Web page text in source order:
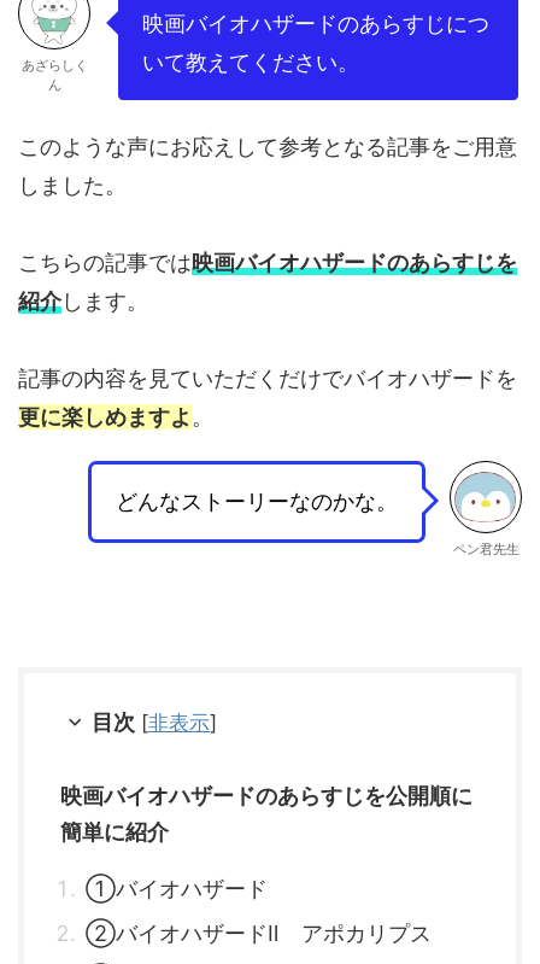
あざらしく
ん
映画バイオハザードのあらすじにつ
いて教えてください。
このような声にお応えして参考となる記事をご用意
しました。
こちらの記事では映画バイオハザードのあらすじを
紹介します。
記事の内容を見ていただくだけでバイオハザードを
更に楽しめますよ 。
どんなストーリーなのかな。
ペン君先生
目次 [非表示]
映画バイオハザードのあらすじを公開順に
簡単に紹介
①バイオハザード
②バイオハザードⅡ アポカリプス